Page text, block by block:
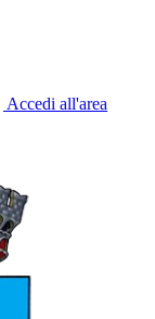
Accedi all'area